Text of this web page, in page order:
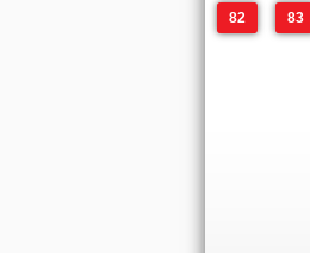
82 83